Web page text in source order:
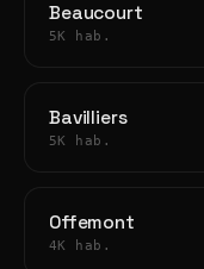
Beaucourt
5K hab.
Bavilliers
5K hab.
Offemont
4K hab.